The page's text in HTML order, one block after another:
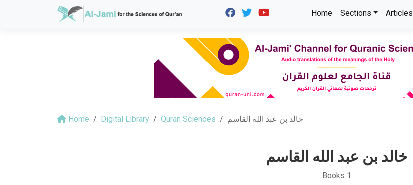
Home Sections Articles
Home Digital Library Quran Sciences خالد بن عبد الله القاسم
خالد بن عبد الله القاسم
Books 1